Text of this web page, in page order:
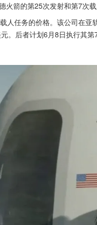
火箭的第25次发射和第7次
人任务的价格。该公司在
。后者计划6月8日执行其第